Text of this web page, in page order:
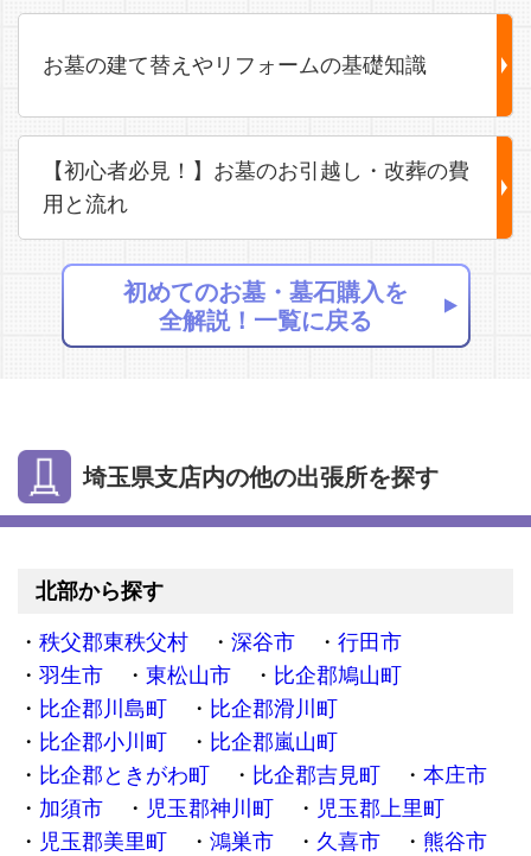
お墓の建て替えやリフォームの基礎知識
【初心者必見！】お墓のお引越し・改葬の費
用と流れ
初めてのお墓・墓石購入を
全解説！一覧に戻る
埼玉県支店内の他の出張所を探す
北部から探す
秩父郡東秩父村 深谷市
行田市
羽生市
東松山市
比企郡鳩山町
比企郡川島町
比企郡滑川町
比企郡小川町
比企郡嵐山町
比企郡ときがわ町
比企郡吉見町
本庄市
加須市
児玉郡神川町
児玉郡上里町
児玉郡美里町
鴻巣市 久喜市
熊谷市